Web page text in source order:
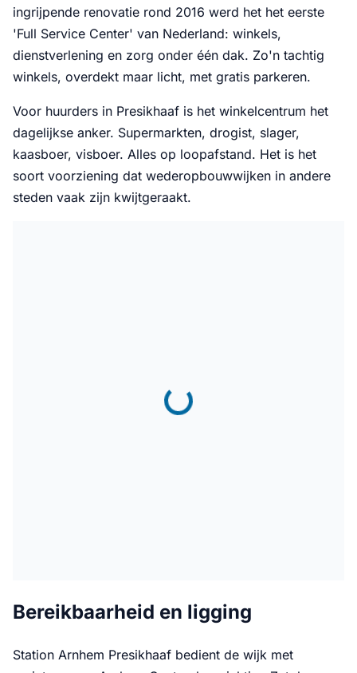
ingrijpende renovatie rond 2016 werd het het eerste
'Full Service Center' van Nederland: winkels,
dienstverlening en zorg onder één dak. Zo'n tachtig
winkels, overdekt maar licht, met gratis parkeren.
Voor huurders in Presikhaaf is het winkelcentrum het
dagelijkse anker. Supermarkten, drogist, slager,
kaasboer, visboer. Alles op loopafstand. Het is het
soort voorziening dat wederopbouwwijken in andere
steden vaak zijn kwijtgeraakt.
Bereikbaarheid en ligging
Station Arnhem Presikhaaf bedient de wijk met